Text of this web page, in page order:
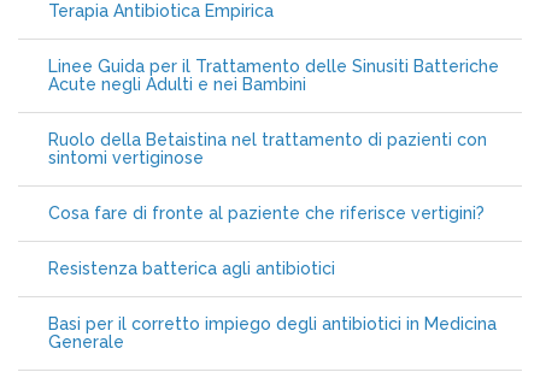
Terapia Antibiotica Empirica
Linee Guida per il Trattamento delle Sinusiti Batteriche
Acute negli Adulti e nei Bambini
Ruolo della Betaistina nel trattamento di pazienti con
sintomi vertiginose
Cosa fare di fronte al paziente che riferisce vertigini?
Resistenza batterica agli antibiotici
Basi per il corretto impiego degli antibiotici in Medicina
Generale